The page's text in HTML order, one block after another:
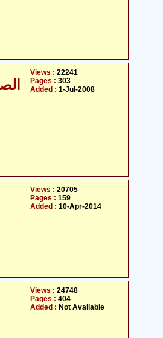
Views : 22241
Pages : 303
Added : 1-Jul-2008
Views : 20705
Pages : 159
Added : 10-Apr-2014
Views : 24748
Pages : 404
Added : Not Available